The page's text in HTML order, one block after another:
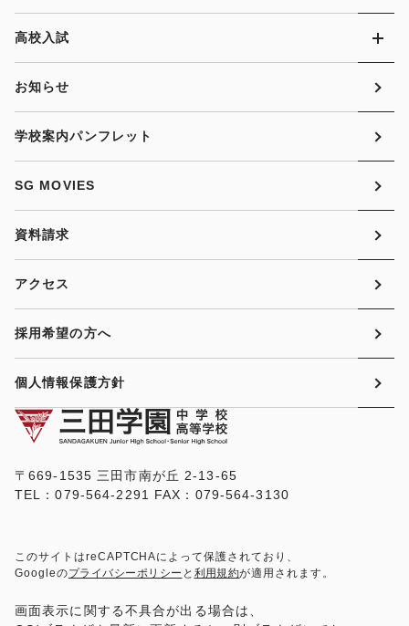
〒669-1535 三田市南が丘 2-13-65
TEL：079-564-2291 FAX：079-564-3130
このサイトはreCAPTCHAによって保護されており、
Googleのプライバシーポリシー と 利用規約が適用されます。
画面表示に関する不具合が出る場合は、
高校入試
お知らせ
学校案内パンフレット
SG MOVIES
資料請求
アクセス
採用希望の方へ
個人情報保護方針